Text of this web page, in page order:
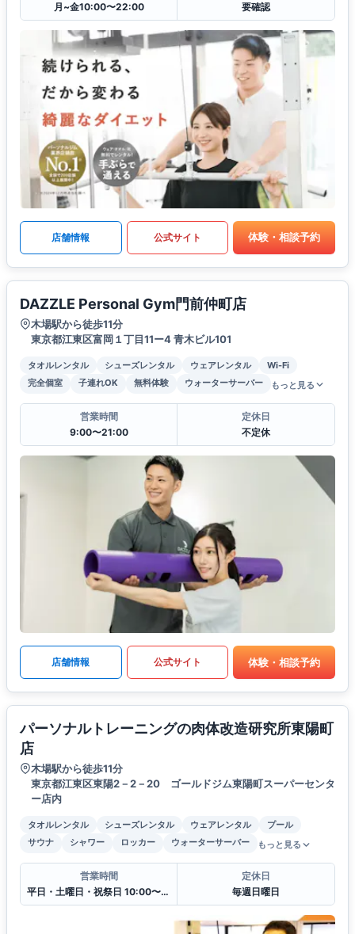
月~金10:00〜22:00
要確認
店舗情報 公式サイト 体験・相談予約
DAZZLE Personal Gym門前仲町店
木場駅から徒歩11分
東京都江東区富岡１丁目11ー4 青木ビル101
タオルレンタル シューズレンタル ウェアレンタル
Wi-Fi
完全個室
子連れOK 無料体験 ウォーターサーバー もっと見る
営業時間
9:00〜21:00
定休日
不定休
店舗情報 公式サイト 体験・相談予約
パーソナルトレーニングの肉体改造研究所東陽町
店
木場駅から徒歩11分
東京都江東区東陽2－2－20 ゴールドジム東陽町スーパーセンタ
ー店内
タオルレンタル シューズレンタル ウェアレンタル
プール
サウナ
シャワー ロッカー ウォーターサーバー もっと見る
営業時間
平日・土曜日・祝祭日 10:00〜23:00
定休日
毎週日曜日